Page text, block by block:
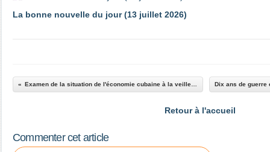
La bonne nouvelle du jour (13 juillet 2026)
Retour à l'accueil
Commenter cet article